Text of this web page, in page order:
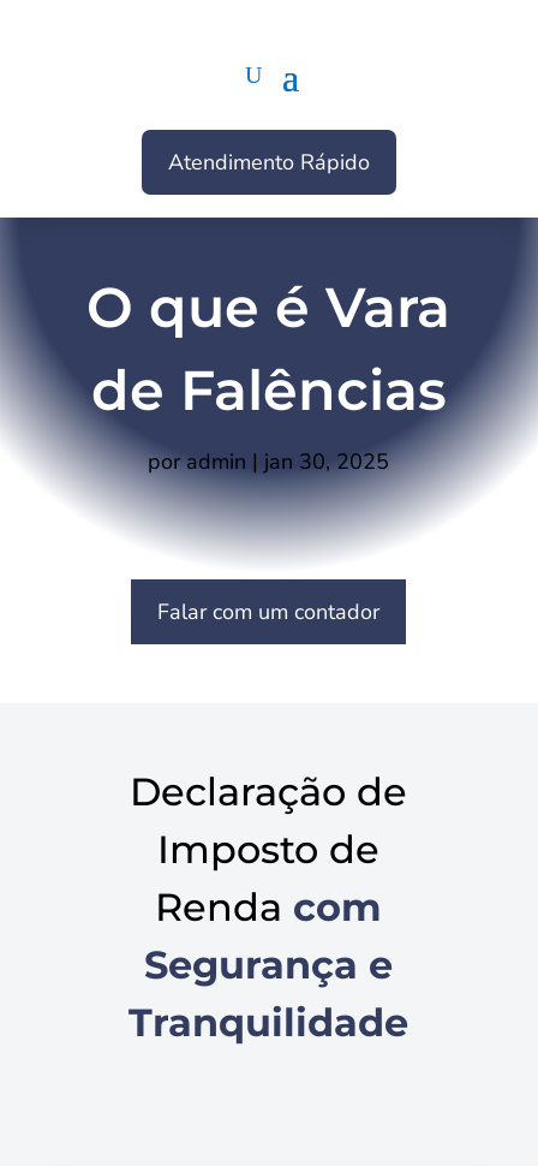
Atendimento Rápido
O que é Vara
de Falências
poradmin | jan 30, 2025
Falar com um contador
Declaração de
Imposto de
Renda com
Segurança e
Tranquilidade